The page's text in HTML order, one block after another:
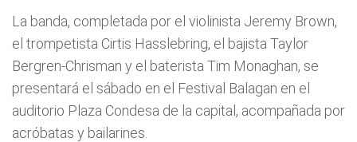
La banda, completada por el violinista Jeremy Brown,
el trompetista Cirtis Hasslebring, el bajista Taylor
Bergren-Chrisman y el baterista Tim Monaghan, se
presentará el sábado en el Festival Balagan en el
auditorio Plaza Condesa de la capital, acompañada por
acróbatas y bailarines.